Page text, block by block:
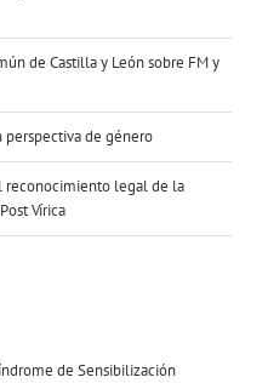
de Castilla y León sobre FM y
de género
reconocimiento legal de la
Vírica
de Sensibilización